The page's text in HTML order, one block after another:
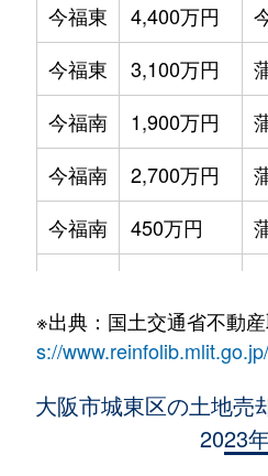
今福東
4,400万円
今福東
3,100万円
今福南
1,900万円
今福南
2,700万円
今福南
450万円
諏訪
3,000万円
7,500万円
※出典：国土交通省不動
s://www.reinfolib.mlit.go.jp/
大阪市城東区の土地売
2023年